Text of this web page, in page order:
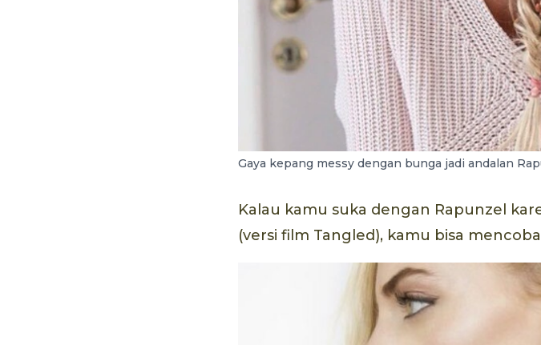
Gaya kepang messy dengan bunga jadi andalan
Kalau kamu suka dengan Rapunzel
(versi film Tangled), kamu bisa